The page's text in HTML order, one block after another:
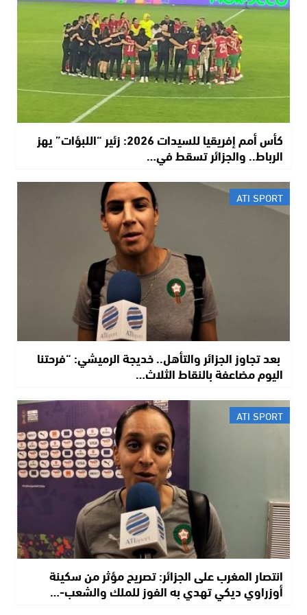
كأس أمم إفريقيا للسيدات 2026: زئير “اللبؤات” يهز
الرباط.. والجزائر تسقط في…
ATI SPORT
​ بعد تجاوز الجزائر والتأهل.. خديجة الرميشي: “فرحتنا
اليوم مضاعفة بالنقاط الثلاث…
ATI SPORT
انتصار المغرب على الجزائر: تصريح مؤثر من سكينة
أوزراوي ديكي تهدي به الفوز للملك والشعب-…